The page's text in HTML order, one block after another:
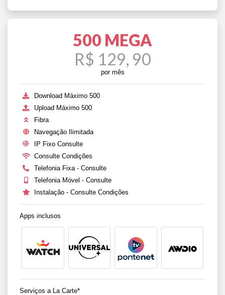
500 MEGA
R$ 129, 90
por mês
Download Máximo 500
Upload Máximo 500
Fibra
Navegação Ilimitada
IP Fixo Consulte
Consulte Condições
Telefonia Fixa - Consulte
Telefonia Móvel - Consulte
Instalação - Consulte Condições
Apps inclusos
Serviços a La Carte*